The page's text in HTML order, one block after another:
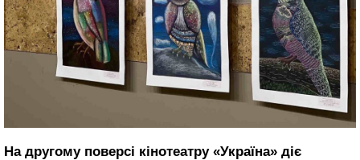
На другому поверсі кінотеатру «Україна» діє